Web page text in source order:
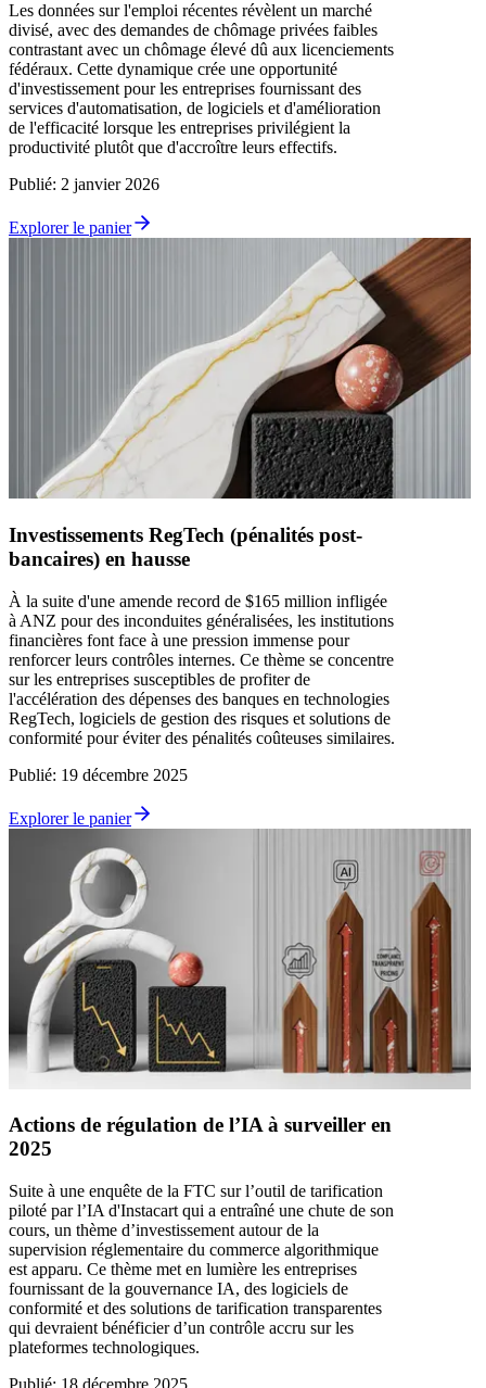
Les données sur l'emploi récentes révèlent un marché
divisé, avec des demandes de chômage privées faibles
contrastant avec un chômage élevé dû aux licenciements
fédéraux. Cette dynamique crée une opportunité
d'investissement pour les entreprises fournissant des
services d'automatisation, de logiciels et d'amélioration
de l'efficacité lorsque les entreprises privilégient la
productivité plutôt que d'accroître leurs effectifs.
Publié: 2 janvier 2026
Explorer le panier
Investissements RegTech (pénalités post-
bancaires) en hausse
À la suite d'une amende record de $165 million infligée
à ANZ pour des inconduites généralisées, les institutions
financières font face à une pression immense pour
renforcer leurs contrôles internes. Ce thème se concentre
sur les entreprises susceptibles de profiter de
l'accélération des dépenses des banques en technologies
RegTech, logiciels de gestion des risques et solutions de
conformité pour éviter des pénalités coûteuses similaires.
Publié: 19 décembre 2025
Explorer le panier
Actions de régulation de l’IA à surveiller en
2025
Suite à une enquête de la FTC sur l’outil de tarification
piloté par l’IA d'Instacart qui a entraîné une chute de son
cours, un thème d’investissement autour de la
supervision réglementaire du commerce algorithmique
est apparu. Ce thème met en lumière les entreprises
fournissant de la gouvernance IA, des logiciels de
conformité et des solutions de tarification transparentes
qui devraient bénéficier d’un contrôle accru sur les
plateformes technologiques.
Publié: 18 décembre 2025